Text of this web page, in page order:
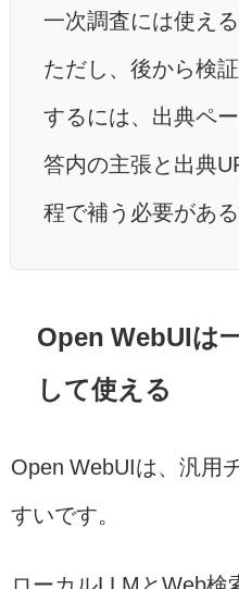
一次調査には使える
ただし、後から検
するには、出典ペ
答内の主張と出典
程で補う必要がある
Open WebUIは
して使える
Open WebUIは、汎用
すいです。
ローカルLLMとWeb検